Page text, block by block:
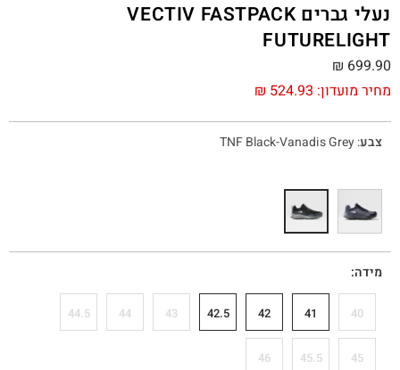
נעלי גברים VECTIV FASTPACK
FUTURELIGHT
מחיר מועדון: ₪ 524.93
₪ 699.90
צבע:
TNF Black-Vanadis Grey
מידה
40
41
42
42.5
43
44
44.5
45
45.5
46